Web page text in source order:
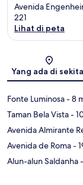
Avenida
221
Lihat di peta
Yang ada di
Fonte Luminosa- 8
Taman Bela Vista-
Avenida Almirante
Avenida de Roma-
Alun-alun Saldanha